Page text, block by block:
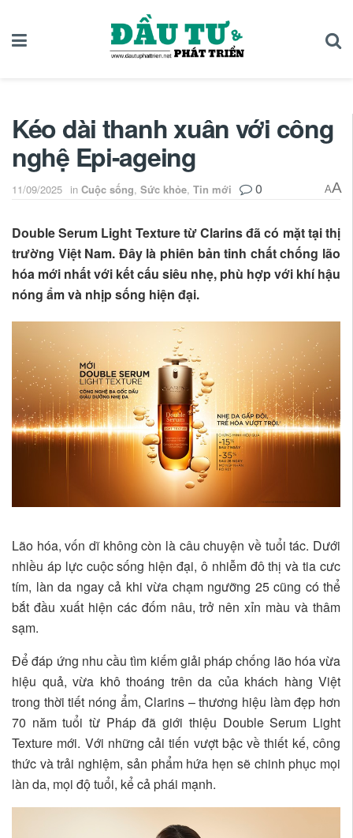
Kéo dài thanh xuân với công
nghệ Epi-ageing
11/09/2025 in Cuộc sống, Sức khỏe, Tin mới 0 AA
Double Serum Light Texture từ Clarins đã có mặt tại thị
trường Việt Nam. Đây là phiên bản tinh chất chống lão
hóa mới nhất với kết cấu siêu nhẹ, phù hợp với khí hậu
nóng ẩm và nhịp sống hiện đại.
Lão hóa, vốn dĩ không còn là câu chuyện về tuổi tác. Dưới
nhiều áp lực cuộc sống hiện đại, ô nhiễm đô thị và tia cưc
tím, làn da ngay cả khi vừa chạm ngưỡng 25 cũng có thể
bắt đầu xuất hiện các đốm nâu, trở nên xỉn màu và thâm
sạm.
Để đáp ứng nhu cầu tìm kiếm giải pháp chống lão hóa vừa
hiệu quả, vừa khô thoáng trên da của khách hàng Việt
trong thời tiết nóng ẩm, Clarins – thương hiệu làm đẹp hơn
70 năm tuổi từ Pháp đã giới thiệu Double Serum Light
Texture mới. Với những cải tiến vượt bậc về thiết kế, công
thức và trải nghiệm, sản phẩm hứa hẹn sẽ chinh phục mọi
làn da, mọi độ tuổi, kể cả phái mạnh.